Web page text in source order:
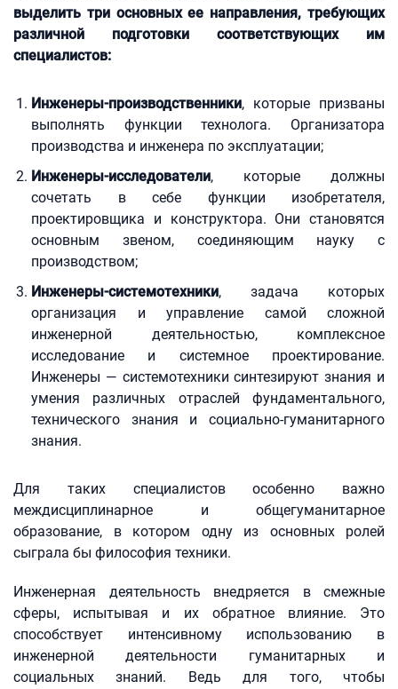
выделить три основных ее направления, требующих
различной подготовки соответствующих им
специалистов:
Инженеры-производственники, которые призваны
выполнять функции технолога. Организатора
производства и инженера по эксплуатации;
Инженеры-исследователи, которые должны
сочетать в себе функции изобретателя,
проектировщика и конструктора. Они становятся
основным звеном, соединяющим науку с
производством;
Инженеры-системотехники, задача которых
организация и управление самой сложной
инженерной деятельностью, комплексное
исследование и системное проектирование.
Инженеры — системотехники синтезируют знания и
умения различных отраслей фундаментального,
технического знания и социально-гуманитарного
знания.
Для таких специалистов особенно важно
междисциплинарное и общегуманитарное
образование, в котором одну из основных ролей
сыграла бы философия техники.
Инженерная деятельность внедряется в смежные
сферы, испытывая и их обратное влияние. Это
способствует интенсивному использованию в
инженерной деятельности гуманитарных и
социальных знаний. Ведь для того, чтобы